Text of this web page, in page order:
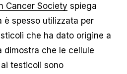
Cancer Society spiega
è spesso utilizzata per
che ha dato origine a
dimostra che le cellule
testicoli sono